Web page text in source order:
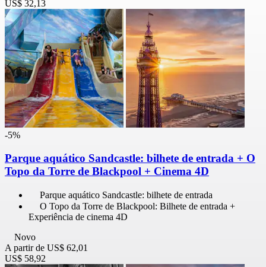
US$ 32,13
-5%
Parque aquático Sandcastle: bilhete de entrada + O
Topo da Torre de Blackpool + Cinema 4D
Parque aquático Sandcastle: bilhete de entrada
O Topo da Torre de Blackpool: Bilhete de entrada +
Experiência de cinema 4D
Novo
A partir de US$ 62,01
US$ 58,92